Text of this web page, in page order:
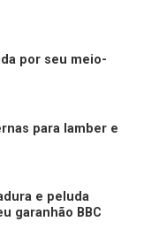
por seu meio-
para lamber e
e peluda
garanhão BBC